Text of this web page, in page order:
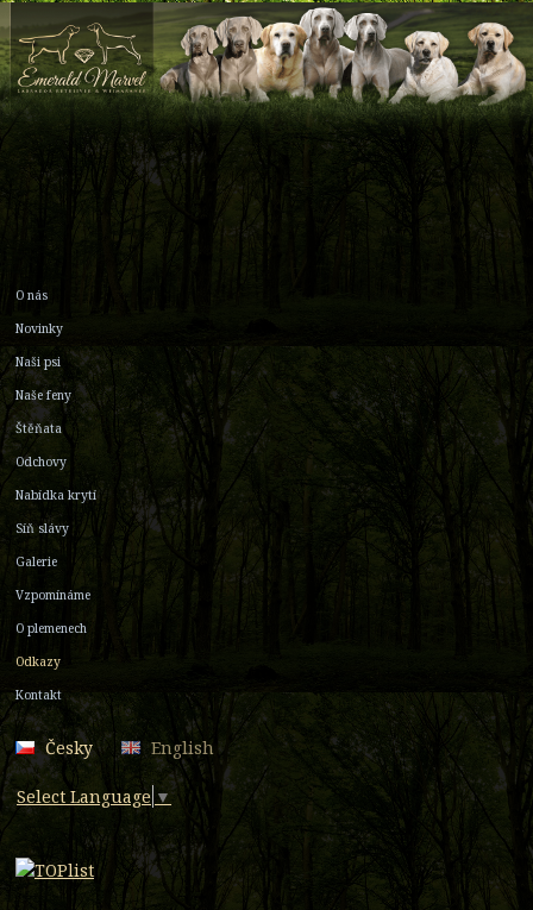
O nás
Novinky
Naši psi
Naše feny
Štěňata
Odchovy
Nabídka krytí
Síň slávy
Galerie
Vzpomínáme
O plemenech
Odkazy
Kontakt
Česky English
Select Language ▼